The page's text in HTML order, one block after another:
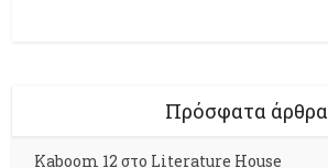
Πρόσφατα άρθρα
Kaboom 12 στο Literature House